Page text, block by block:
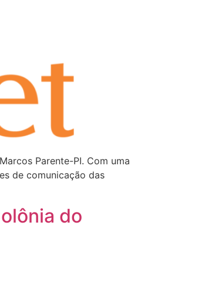
Parente-PI. Com uma
de comunicação das
do